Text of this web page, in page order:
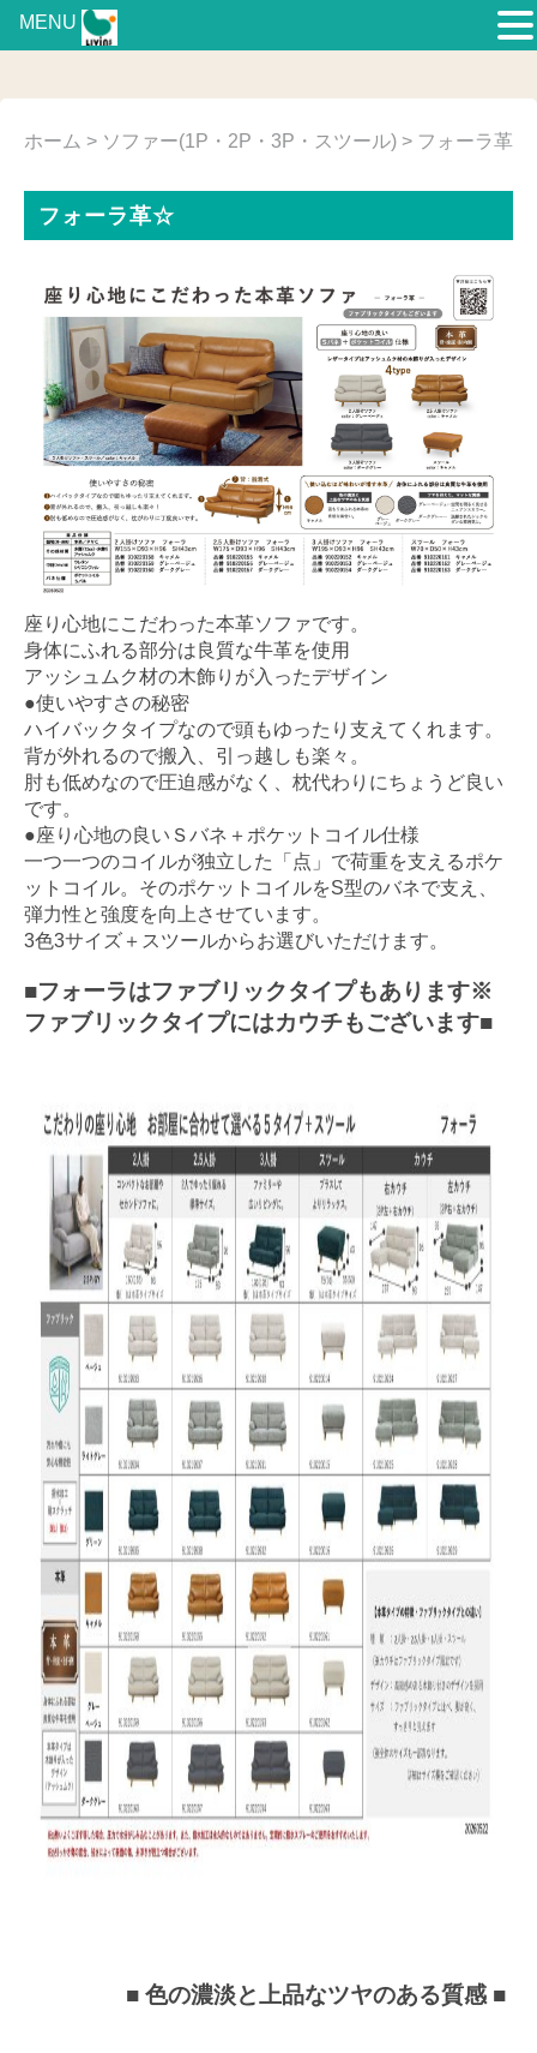
ホーム > ソファー(1P・2P・3P・スツール) > フォーラ革
フォーラ革☆
座り心地にこだわった本革ソファです。
身体にふれる部分は良質な牛革を使用
アッシュムク材の木飾りが入ったデザイン
●使いやすさの秘密
ハイバックタイプなので頭もゆったり支えてくれます。
背が外れるので搬入、引っ越しも楽々。
肘も低めなので圧迫感がなく、枕代わりにちょうど良い
です。
●座り心地の良いＳバネ＋ポケットコイル仕様
一つ一つのコイルが独立した「点」で荷重を支えるポケ
ットコイル。そのポケットコイルをS型のバネで支え、
弾力性と強度を向上させています。
3色3サイズ＋スツールからお選びいただけます。
■フォーラはファブリックタイプもあります※
ファブリックタイプにはカウチもございます■
■ 色の濃淡と上品なツヤのある質感 ■
MENU